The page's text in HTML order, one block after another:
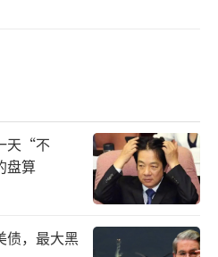
天“不
盘算
债，最大黑